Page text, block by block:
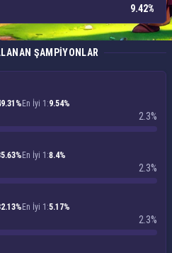
9.42%
ŞAMPIYONLAR
En İyi 1:9.54%
2.3%
En İyi 1:8.4%
2.3%
En İyi 1:5.17%
2.3%